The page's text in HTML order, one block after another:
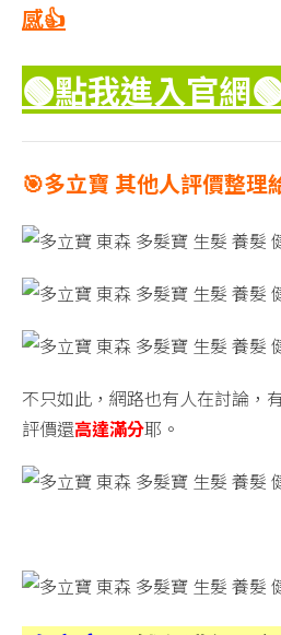
感👍
🟢點我進入官網
🎯多立寶 其他人評價整理
不只如此，網路也有人在討論，
評價還高達滿分耶。